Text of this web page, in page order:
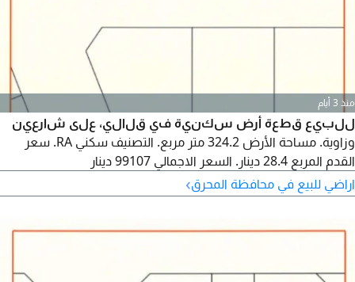
منذ 3 أيام
للبيع قطعة أرض سكنية في قلالي، على شارعين
وزاوية. مساحة الأرض 324.2 متر مربع. التصنيف سكني RA. سعر
القدم المربع 28.4 دينار. السعر الاجمالي 99107 دينار
اراضي للبيع في محافظة المحرق›